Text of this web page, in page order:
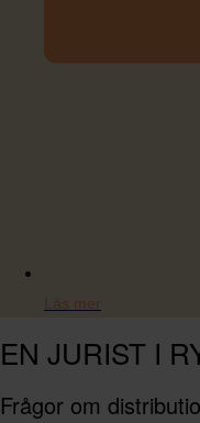
Läs mer
EN JURIST I
Frågor om